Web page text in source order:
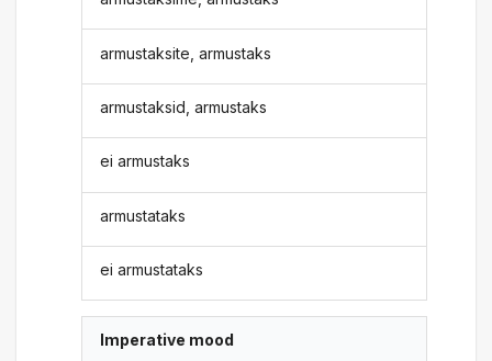
armustaksite, armustaks
armustaksid, armustaks
ei armustaks
armustataks
ei armustataks
Imperative mood